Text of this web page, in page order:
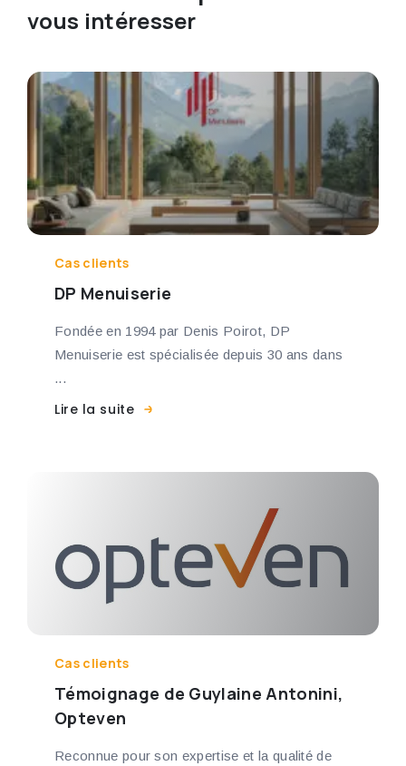
vous intéresser
Cas clients
DP Menuiserie
Fondée en 1994 par Denis Poirot, DP
Menuiserie est spécialisée depuis 30 ans dans
...
Lire la suite
Cas clients
Témoignage de Guylaine Antonini,
Opteven
Reconnue pour son expertise et la qualité de